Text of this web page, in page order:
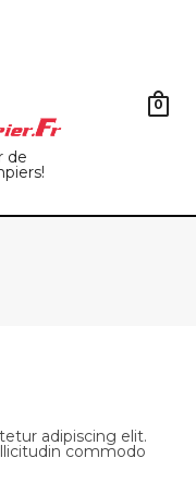
de
0
adipiscing elit.
commodo